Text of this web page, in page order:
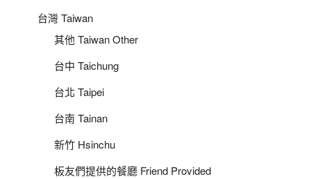
台灣 Taiwan
其他 Taiwan Other
台中 Taichung
台北 Taipei
台南 Tainan
新竹 Hsinchu
板友們提供的餐廳 Friend Provided